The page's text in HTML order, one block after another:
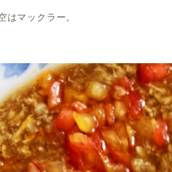
はマックラー。